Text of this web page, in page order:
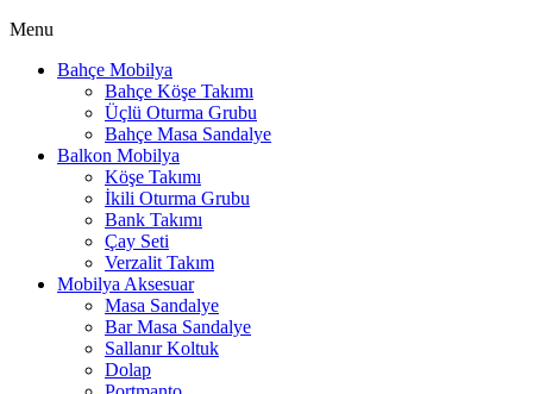
Menu
Bahçe Mobilya
Bahçe Köşe Takımı
Üçlü Oturma Grubu
Bahçe Masa Sandalye
Balkon Mobilya
Köşe Takımı
İkili Oturma Grubu
Bank Takımı
Çay Seti
Verzalit Takım
Mobilya Aksesuar
Masa Sandalye
Bar Masa Sandalye
Sallanır Koltuk
Dolap